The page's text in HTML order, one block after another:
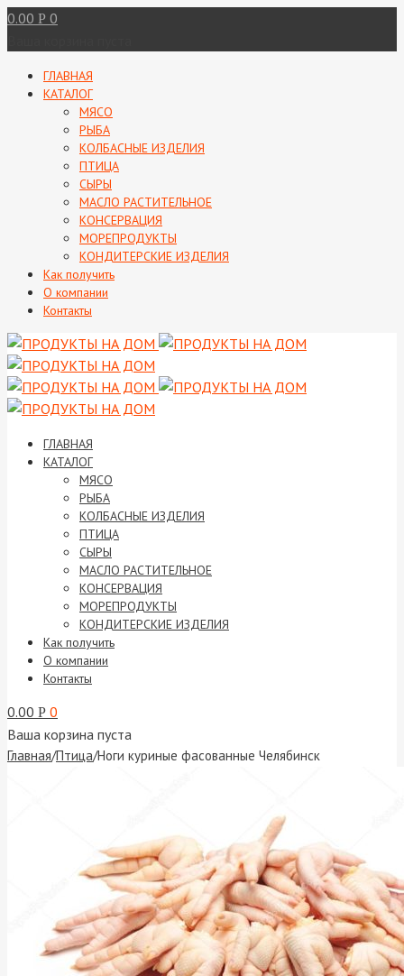
0.00 Р 0
ГЛАВНАЯ
КАТАЛОГ
МЯСО
РЫБА
КОЛБАСНЫЕ ИЗДЕЛИЯ
ПТИЦА
СЫРЫ
МАСЛО РАСТИТЕЛЬНОЕ
КОНСЕРВАЦИЯ
МОРЕПРОДУКТЫ
КОНДИТЕРСКИЕ ИЗДЕЛИЯ
Как получить
О компании
Контакты
ГЛАВНАЯ
КАТАЛОГ
МЯСО
РЫБА
КОЛБАСНЫЕ ИЗДЕЛИЯ
ПТИЦА
СЫРЫ
МАСЛО РАСТИТЕЛЬНОЕ
КОНСЕРВАЦИЯ
МОРЕПРОДУКТЫ
КОНДИТЕРСКИЕ ИЗДЕЛИЯ
Как получить
О компании
Контакты
0.00 Р 0
Ваша корзина пуста
Главная/Птица/Ноги куриные фасованные Челябинск